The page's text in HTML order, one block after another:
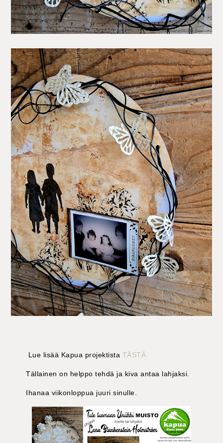
Lue lisää Kapua projektista TÄSTÄ
Tällainen on helppo tehdä ja kiva antaa lahjaksi.
Ihanaa viikonloppua juuri sinulle.